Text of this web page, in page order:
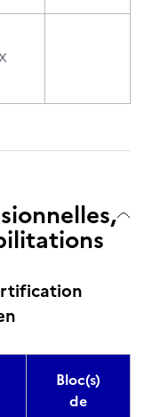
Bloc(s)
de